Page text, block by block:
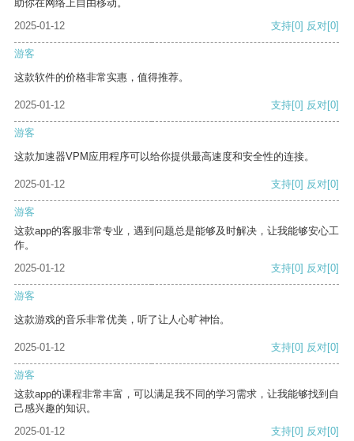
助你在网络上自由移动。
2025-01-12
支持[0] 反对[0]
游客
这款软件的价格非常实惠，值得推荐。
2025-01-12 支持[0] 反对[0]
游客
这款加速器VPM应用程序可以给你提供最高速度和安全性的连接。
2025-01-12 支持[0] 反对[0]
游客
这款app的客服非常专业，遇到问题总是能够及时解决，让我能够安心工
作。
2025-01-12
支持[0] 反对[0]
游客
这款游戏的音乐非常优美，听了让人心旷神怡。
2025-01-12 支持[0] 反对[0]
游客
这款app的课程非常丰富，可以满足我不同的学习需求，让我能够找到自
己感兴趣的知识。
2025-01-12
支持[0] 反对[0]